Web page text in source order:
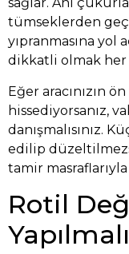
tümseklerden
yıpranmasına
dikkatli olmak her
Eğer aracınızın
hissediyorsanız,
danışmalısınız.
edilip
tamir
Rotil